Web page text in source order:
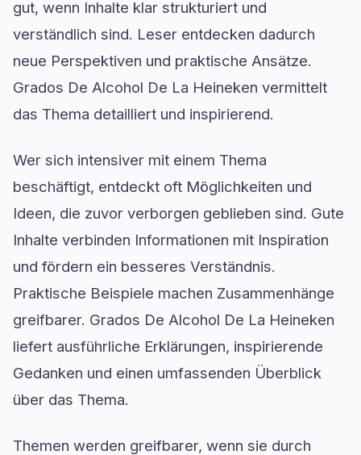
gut, wenn Inhalte klar strukturiert und
verständlich sind. Leser entdecken dadurch
neue Perspektiven und praktische Ansätze.
Grados De Alcohol De La Heineken vermittelt
das Thema detailliert und inspirierend.
Wer sich intensiver mit einem Thema
beschäftigt, entdeckt oft Möglichkeiten und
Ideen, die zuvor verborgen geblieben sind. Gute
Inhalte verbinden Informationen mit Inspiration
und fördern ein besseres Verständnis.
Praktische Beispiele machen Zusammenhänge
greifbarer. Grados De Alcohol De La Heineken
liefert ausführliche Erklärungen, inspirierende
Gedanken und einen umfassenden Überblick
über das Thema.
Themen werden greifbarer, wenn sie durch